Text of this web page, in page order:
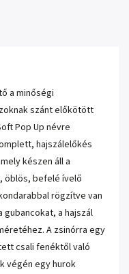
a minőségi
szánt előkötött
Pop Up névre
hajszálelőkés
készen áll a
öblös, befelé ívelő
rögzítve van
gubancokat, a hajszál
A zsinórra egy
csali fenéktől való
végén egy hurok